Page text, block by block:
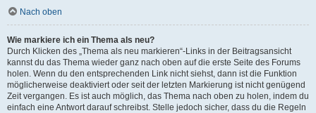
Nach oben
Wie markiere ich ein Thema als neu?
Durch Klicken des „Thema als neu markieren“-Links in der Beitragsansicht
kannst du das Thema wieder ganz nach oben auf die erste Seite des Forums
holen. Wenn du den entsprechenden Link nicht siehst, dann ist die Funktion
möglicherweise deaktiviert oder seit der letzten Markierung ist nicht genügend
Zeit vergangen. Es ist auch möglich, das Thema nach oben zu holen, indem du
einfach eine Antwort darauf schreibst. Stelle jedoch sicher, dass du die Regeln